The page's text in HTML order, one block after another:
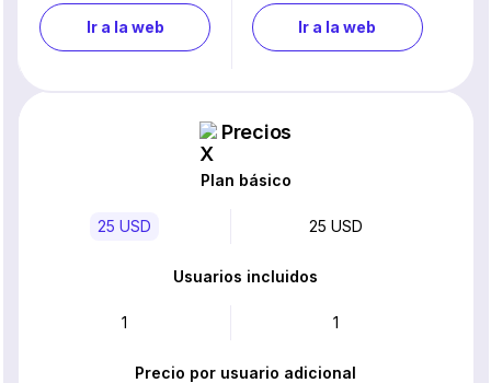
Ir a la web Ir a la web
Precios
Plan básico
25 USD 25 USD
Usuarios incluidos
1 1
Precio por usuario adicional